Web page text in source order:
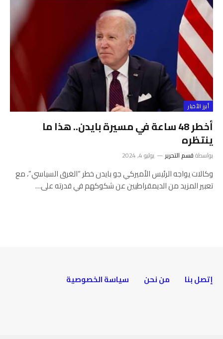
أبرز الأخبار
أخطر 48 ساعة في مسيرة بايدن.. هذا ما
ينتظره
بواسطةقسم التحرير يوليو 4, 2024
وكالات يواجه الرئيس الأميركي جو بايدن خطر “الغرق السياسي”، مع
تعبير المزيد من الديمقراطيين عن شكوكهم في قدرته على…
إتصل بنا من نحن سياسة الخصوصية